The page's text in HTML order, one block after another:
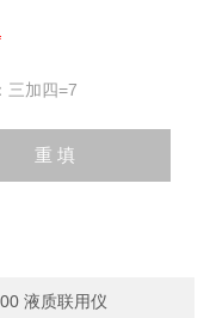
三加四=7
液质联用仪